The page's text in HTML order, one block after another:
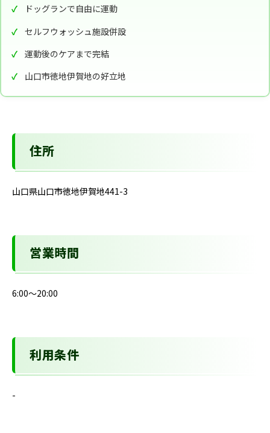
ドッグランで自由に運動
セルフウォッシュ施設併設
運動後のケアまで完結
山口市徳地伊賀地の好立地
住所
山口県山口市徳地伊賀地441-3
営業時間
6:00～20:00
利用条件
-